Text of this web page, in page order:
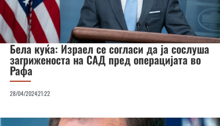
Бела куќа: Израел се согласи да ја сослуша
загриженоста на САД пред операцијата во
Рафа
28/04/202421:22